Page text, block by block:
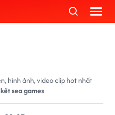
hình ảnh, video clip hot nhất
sea games